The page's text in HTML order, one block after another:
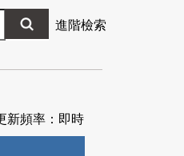
進階檢索
新頻率：即時